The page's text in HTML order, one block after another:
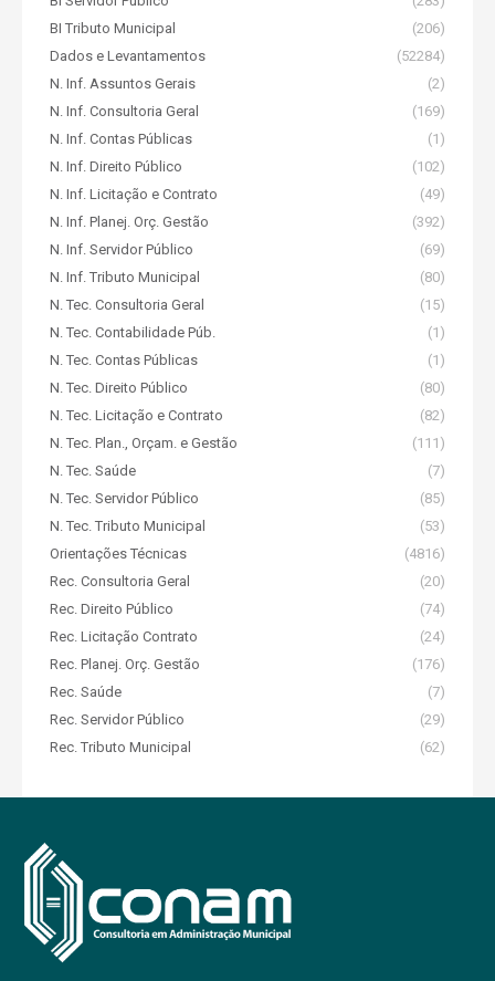
BI Tributo Municipal
(206)
Dados e Levantamentos
(52284)
N. Inf. Assuntos Gerais
(2)
N. Inf. Consultoria Geral
(169)
N. Inf. Contas Públicas
(1)
N. Inf. Direito Público
(102)
N. Inf. Licitação e Contrato
(49)
N. Inf. Planej. Orç. Gestão
(392)
N. Inf. Servidor Público
(69)
N. Inf. Tributo Municipal
(80)
N. Tec. Consultoria Geral
(15)
N. Tec. Contabilidade Púb.
(1)
N. Tec. Contas Públicas
(1)
N. Tec. Direito Público
(80)
N. Tec. Licitação e Contrato
(82)
N. Tec. Plan., Orçam. e Gestão
(111)
N. Tec. Saúde
(7)
N. Tec. Servidor Público
(85)
N. Tec. Tributo Municipal
(53)
Orientações Técnicas
(4816)
Rec. Consultoria Geral
(20)
Rec. Direito Público
(74)
Rec. Licitação Contrato
(24)
Rec. Planej. Orç. Gestão
(176)
Rec. Saúde
(7)
Rec. Servidor Público
(29)
Rec. Tributo Municipal
(62)